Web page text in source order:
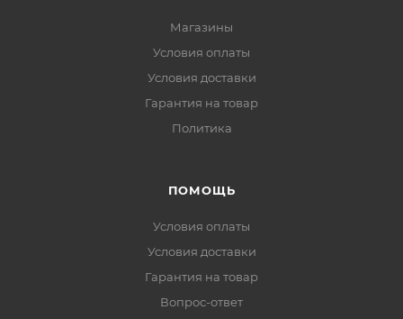
Магазины
Условия оплаты
Условия доставки
Гарантия на товар
Политика
ПОМОЩЬ
Условия оплаты
Условия доставки
Гарантия на товар
Вопрос-ответ